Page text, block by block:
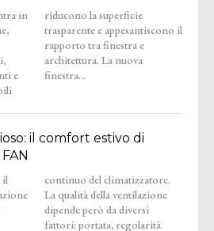
in
e
il
finestra...
il comfort estivo di
il